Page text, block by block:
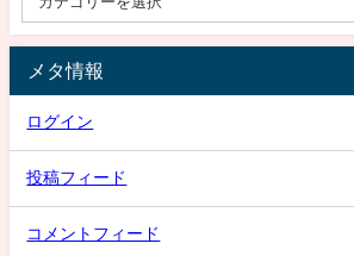
メタ情報
ログイン
投稿フィード
コメントフィード